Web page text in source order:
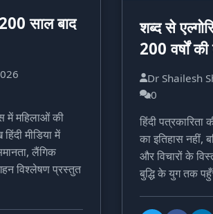
200 साल बाद
में महिलाओं की
मीडिया में
लैंगिक
विश्लेषण प्रस्तुत
शब्द से
200 वर्षों
Dr Shailesh
0
हिंदी पत्रकारिता
का इतिहास नहीं,
और विचारों के
बुद्धि के युग तक